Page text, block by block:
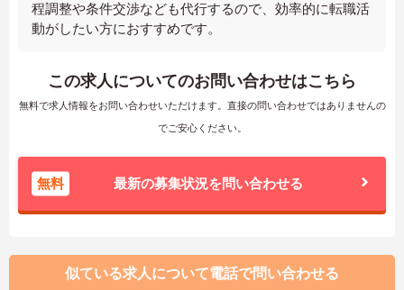
程調整や条件交渉なども代行するので、効率的に転職活
動がしたい方におすすめです。
この求人についてのお問い合わせはこちら
無料で求人情報をお問い合わせいただけます。直接の問い合わせではありませんの
でご安心ください。
無料 最新の募集状況を問い合わせる
似ている求人について電話で問い合わせる